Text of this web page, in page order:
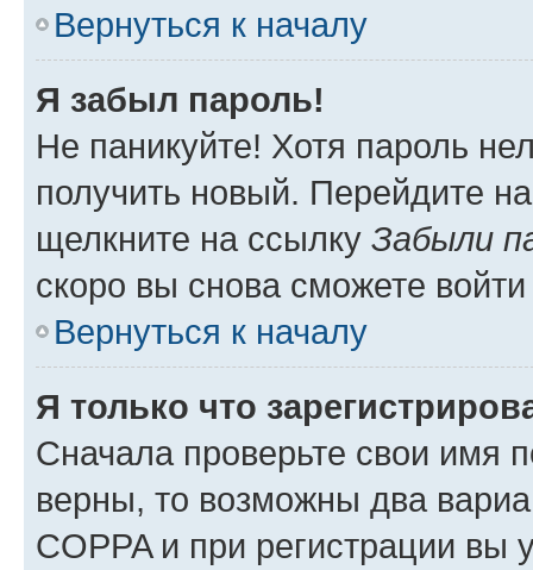
Вернуться к началу
Я забыл пароль!
Не паникуйте! Хотя пароль
получить новый. Перейдите
щелкните на ссылку Забыли
скоро вы снова сможете
Вернуться к началу
Я только что
Сначала проверьте свои имя
верны, то возможны два
COPPA и при регистрации вы